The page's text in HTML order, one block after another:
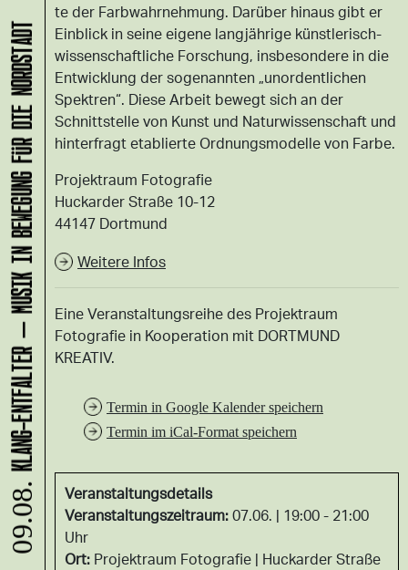
te der Farb­wahr­neh­mung. Darüber hin­aus gibt er
Ein­blick in seine ei­ge­ne langjährige künst­le­risch-
wis­sen­schaft­li­che For­schung, ins­be­son­de­re in die
Ent­wick­lung der so­ge­nann­ten „un­or­dent­li­chen
Spek­tren“. Diese Ar­beit be­wegt sich an der
Schnitt­stel­le von Kunst und Na­tur­wis­sen­schaft und
hin­ter­fragt eta­blier­te Ord­nungs­mo­del­le von Farbe.
Projektraum Fotografie
Huckarder Straße 10-12
44147 Dortmund
Weitere Infos
Eine Veranstaltungsreihe des Projektraum
Fotografie in Kooperation mit DORTMUND
KREATIV.
Termin in Google Kalender speichern
Termin im iCal-Format speichern
Veranstaltungsdetails
Veranstaltungszeitraum:07.06. | 19:00 - 21:00
Uhr
Ort: Projektraum Fotografie
Huckarder Straße
09.08.
KLANG-ENTFALTER – MUSIK IN BEWEGUNG FÜR DIE NORDSTADT